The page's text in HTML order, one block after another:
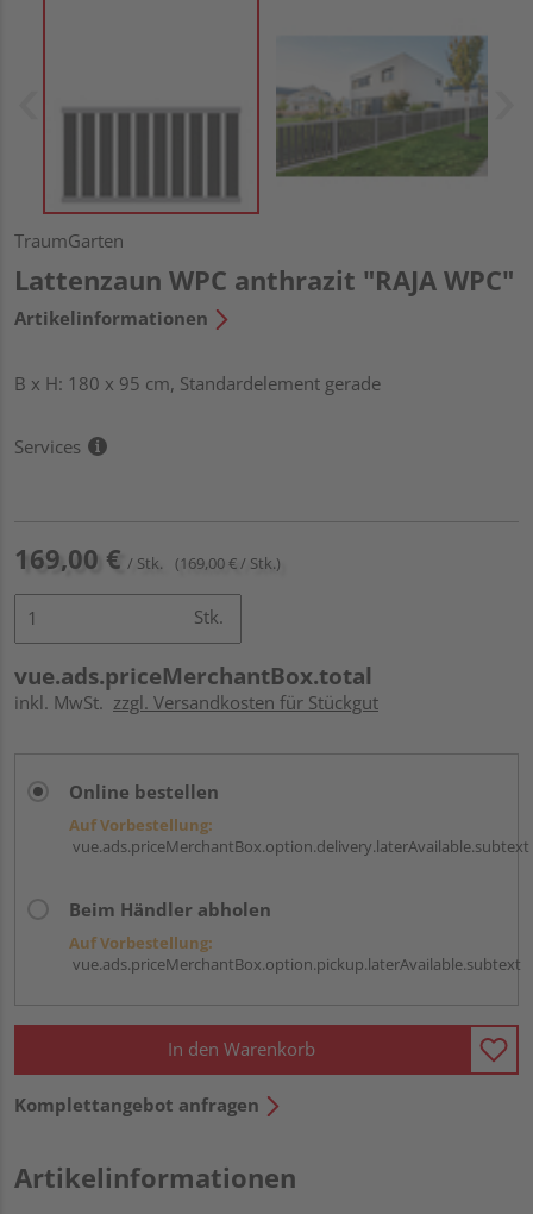
TraumGarten
Lattenzaun WPC anthrazit "RAJA WPC"
Artikelinformationen
B x H: 180 x 95 cm, Standardelement gerade
Services
169,00 € / Stk. (169,00 € / Stk.)
Stk.
vue.ads.priceMerchantBox.total
inkl. MwSt. zzgl. Versandkosten für Stückgut
Online bestellen
Auf Vorbestellung:
vue.ads.priceMerchantBox.option.delivery.laterAvailable.subtext
Beim Händler abholen
Auf Vorbestellung:
vue.ads.priceMerchantBox.option.pickup.laterAvailable.subtext
In den Warenkorb
Komplettangebot anfragen
Artikelinformationen